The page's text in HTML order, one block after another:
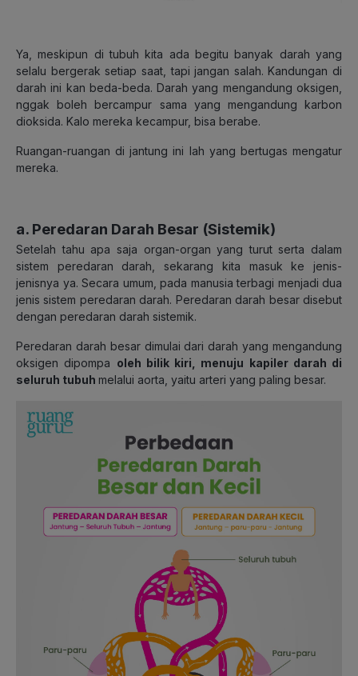
Ya, meskipun di tubuh kita ada begitu banyak darah yang
selalu bergerak setiap saat, tapi jangan salah. Kandungan di
darah ini kan beda-beda. Darah yang mengandung oksigen,
nggak boleh bercampur sama yang mengandung karbon
dioksida. Kalo mereka kecampur, bisa berabe.
Ruangan-ruangan di jantung ini lah yang bertugas mengatur
mereka.
a. Peredaran Darah Besar (Sistemik)
Setelah tahu apa saja organ-organ yang turut serta dalam
sistem peredaran darah, sekarang kita masuk ke jenis-
jenisnya ya. Secara umum, pada manusia terbagi menjadi dua
jenis sistem peredaran darah. Peredaran darah besar disebut
dengan peredaran darah sistemik.
Peredaran darah besar dimulai dari darah yang mengandung
oksigen dipompa oleh bilik kiri, menuju kapiler darah di
seluruh tubuh melalui aorta, yaitu arteri yang paling besar.